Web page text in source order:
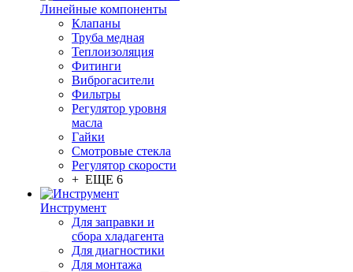
Линейные компоненты
Клапаны
Труба медная
Теплоизоляция
Фитинги
Виброгасители
Фильтры
Регулятор уровня
масла
Гайки
Смотровые стекла
Регулятор скорости
+ ЕЩЕ 6
Инструмент
Для заправки и
сбора хладагента
Для диагностики
Для монтажа